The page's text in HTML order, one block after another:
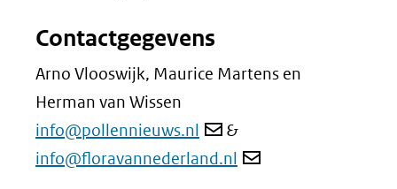
Contactgegevens
Arno Vlooswijk, Maurice Martens en
Herman van Wissen
info@pollennieuws.nl
&
info@floravannederland.nl